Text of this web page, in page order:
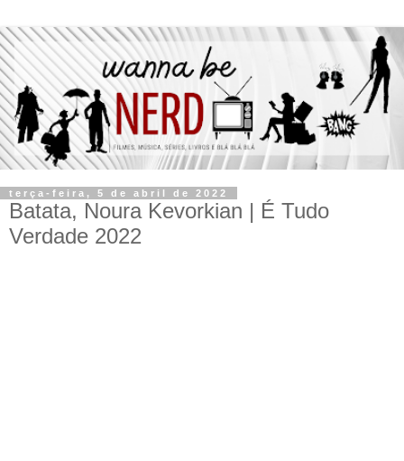
terça-feira, 5 de abril de 2022
Batata, Noura Kevorkian | É Tudo
Verdade 2022